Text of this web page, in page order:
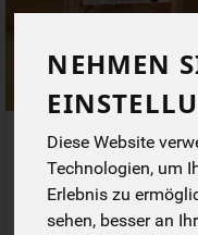
NEHMEN
Diese Website
Technologien, um
Erlebnis zu
sehen, besser an
3,99 € *
/ 80 g
1 * 80 g (49,88 € / kg)